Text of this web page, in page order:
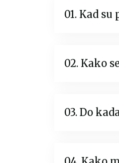
01. Kad
02. Kako
03. Do